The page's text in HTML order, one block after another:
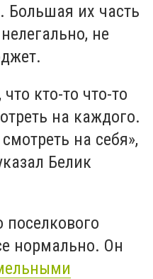
Большая их часть
не
кто-то что-то
на каждого.
на себя»,
Белик
поселкового
нормально. Он